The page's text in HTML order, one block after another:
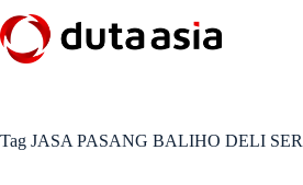
to
content
Tag JASA PASANG BALIHO DELI